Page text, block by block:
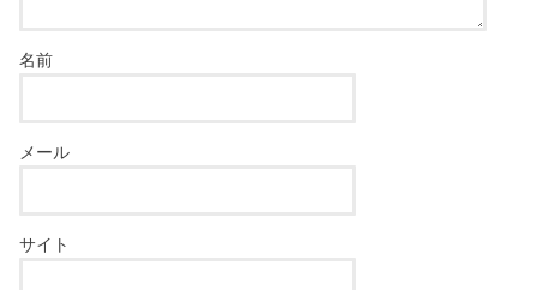
名前
メール
サイト